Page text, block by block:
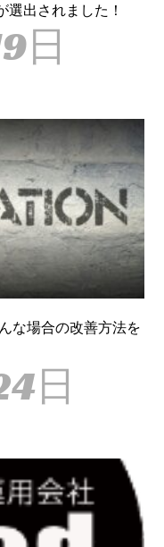
出されました！
日
な場合の改善方法を
日